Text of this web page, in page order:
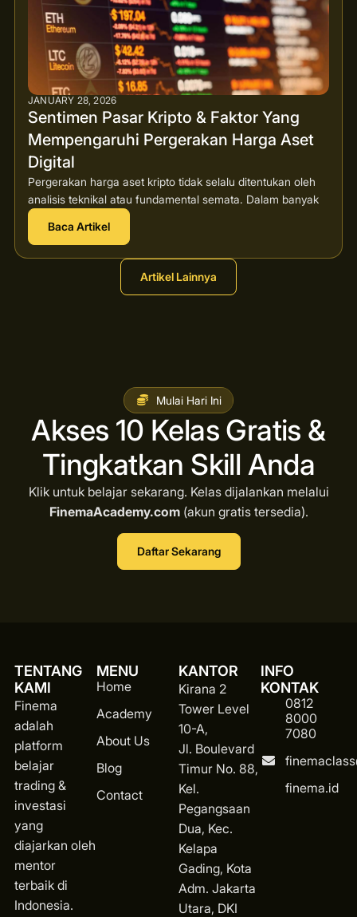
JANUARY 28, 2026
Sentimen Pasar Kripto & Faktor Yang
Mempengaruhi Pergerakan Harga Aset
Digital
Pergerakan harga aset kripto tidak selalu ditentukan oleh
analisis teknikal atau fundamental semata. Dalam banyak
Baca Artikel
Artikel Lainnya
Mulai Hari Ini
Akses 10 Kelas Gratis &
Tingkatkan Skill Anda
Klik untuk belajar sekarang. Kelas dijalankan melalui
FinemaAcademy.com(akun gratis tersedia).
Daftar Sekarang
TENTANG
KAMI
Finema
adalah
platform
belajar
trading &
investasi
yang
diajarkan oleh
mentor
terbaik di
Indonesia.
MENU
Home
Academy
About Us
Blog
Contact
KANTOR
Kirana 2
Tower Level
10-A,
Jl. Boulevard
Timur No. 88,
Kel.
Pegangsaan
Dua, Kec.
Kelapa
Gading, Kota
Adm. Jakarta
Utara, DKI
INFO
KONTAK
0812
8000
7080
finema.id